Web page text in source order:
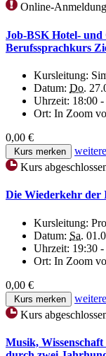
Online-
Job-BSK Hotel- und
Berufssprachkurs
Kursleitung:
Datum: Do.
Uhrzeit: 18:00
Ort: In Zoom
0,00 €
Kurs merken
Kurs
Die Wiederkehr der
Kursleitung:
Datum: Sa.
Uhrzeit: 19:30
Ort: In Zoom
0,00 €
Kurs merken
Kurs
Musik,